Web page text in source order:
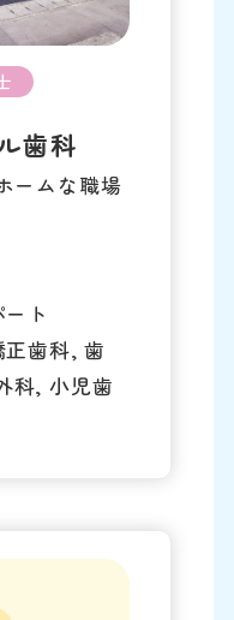
歯科
ームな職場
ト
歯科, 歯
科, 小児歯